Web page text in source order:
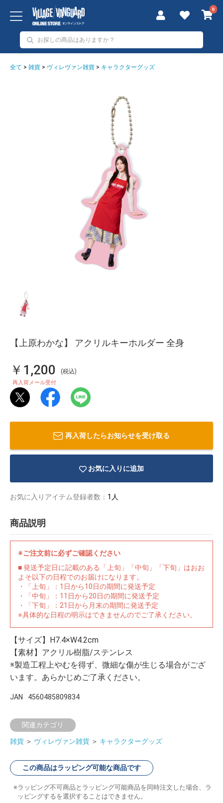
0
全て > 雑貨 > ヴィレヴァン雑貨 > キャラクターグッズ
【上原わかな】 アクリルキーホルダー 全身
￥1,200 (税込)
再入荷メール受付
再入荷したらお知らせを受け取る
お気に入りに追加
お気に入りアイテム登録者数： 1人
商品説明
※ご注文前に必ずご確認ください
■ 発送予定日に記載のある「上旬」「中旬」「下旬」はおお
よそ以下の日程でのお届けになります。
・「上旬」：1日から10日の期間に発送予定
・「中旬」：11日から20日の期間に発送予定
・「下旬」：21日から月末の期間に発送予定
※具体的な日程の明示はできませんのでご了承ください。
【サイズ】H7.4×W4.2cm
【素材】アクリル樹脂/ステンレス
※製造工程上やむを得ず、微細な傷が生じる場合がござ
います。あらかじめご了承ください。
JAN 4560485809834
関連カテゴリ
雑貨 ＞ ヴィレヴァン雑貨 ＞ キャラクターグッズ
この商品はラッピング可能な商品です
ラッピング不可商品とラッピング可能商品を同時注文した場合、ラ
ッピングするを選択することはできません。